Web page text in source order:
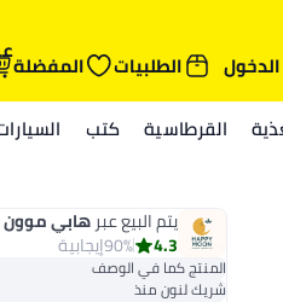
الطلبيات المفضلة
القرطاسية كتب
يتم البيع عبرهابي موون
4.3
90%إيجابية
المنتج كما في الوصف
شريك لنون منذ